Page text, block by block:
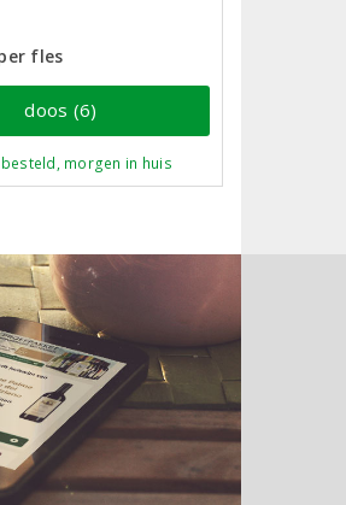
fles
doos (6)
morgen in huis